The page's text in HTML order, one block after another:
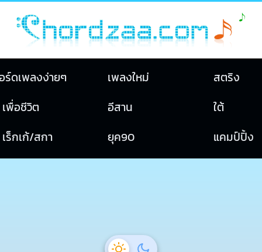
ร์ดเพลงง่ายๆ เพลงใหม่
สตริง
เพื่อชีวิต อีสาน
ใต้
เร็กเก้/สกา ยุค90 แคมป์ปิ้ง